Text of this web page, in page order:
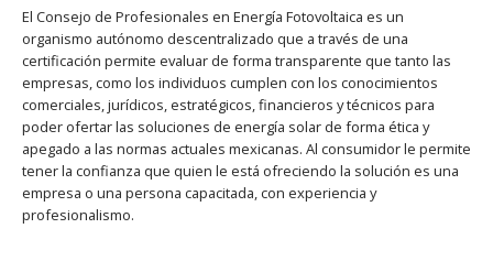
El Consejo de Profesionales en Energía Fotovoltaica es un
organismo autónomo descentralizado que a través de una
certificación permite evaluar de forma transparente que tanto las
empresas, como los individuos cumplen con los conocimientos
comerciales, jurídicos, estratégicos, financieros y técnicos para
poder ofertar las soluciones de energía solar de forma ética y
apegado a las normas actuales mexicanas. Al consumidor le permite
tener la confianza que quien le está ofreciendo la solución es una
empresa o una persona capacitada, con experiencia y
profesionalismo.